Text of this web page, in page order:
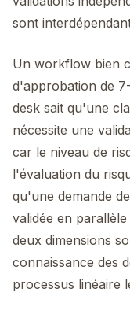
sont
Un workflow bien
d'approbation de
desk sait qu'une
nécessite une
car le niveau de
l'évaluation du
qu'une demande
validée en
deux dimensions
connaissance des
processus linéaire